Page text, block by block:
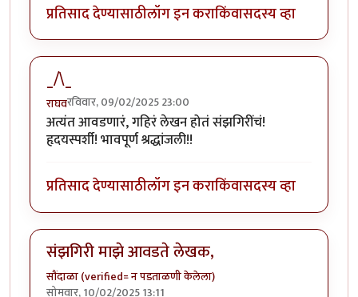
प्रतिसाद देण्यासाठीलॉग इन कराकिंवासदस्य व्हा
_/\_
राघवरविवार, 09/02/2025 23:00
अत्यंत आवडणारं, गहिरं लेखन होतं संझगिरींचं!
हृदयस्पर्शी! भावपूर्ण श्रद्धांजली!!
प्रतिसाद देण्यासाठीलॉग इन कराकिंवासदस्य व्हा
संझगिरी माझे आवडते लेखक,
सौंदाळा (verified= न पडताळणी केलेला)
सोमवार, 10/02/2025 13:11